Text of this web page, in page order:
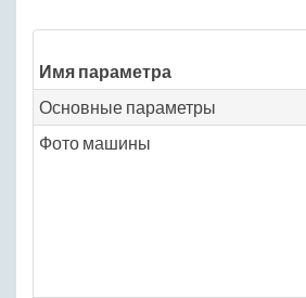
Имя параметра
Основные параметры
Фото машины